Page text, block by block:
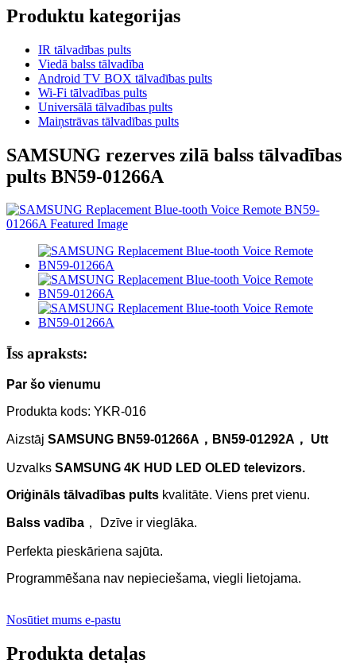
Produktu kategorijas
IR tālvadības pults
Viedā balss tālvadība
Android TV BOX tālvadības pults
Wi-Fi tālvadības pults
Universālā tālvadības pults
Maiņstrāvas tālvadības pults
SAMSUNG rezerves zilā balss tālvadības
pults BN59-01266A
Īss apraksts:
Par šo vienumu
Produkta kods: YKR-016
Aizstāj SAMSUNG BN59-01266A ， BN59-01292A ， Utt
Uzvalks SAMSUNG 4K HUD LED OLED televizors.
Oriģināls tālvadības pults kvalitāte. Viens pret vienu.
Balss vadība ， Dzīve ir vieglāka.
Perfekta pieskāriena sajūta.
Programmēšana nav nepieciešama, viegli lietojama.
Nosūtiet mums e-pastu
Produkta detaļas